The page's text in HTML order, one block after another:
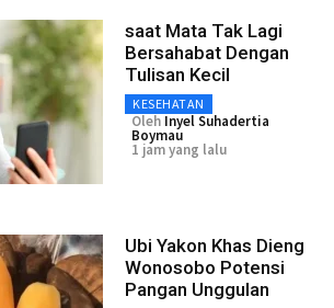
saat Mata Tak Lagi
Bersahabat Dengan
Tulisan Kecil
KESEHATAN
Oleh Inyel Suhadertia
Boymau
1 jam yang lalu
Ubi Yakon Khas Dieng
Wonosobo Potensi
Pangan Unggulan